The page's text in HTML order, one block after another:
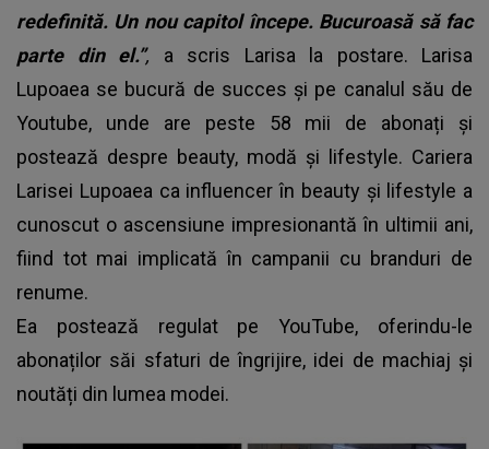
redefinită. Un nou capitol începe. Bucuroasă să fac
parte din el.”, a scris Larisa la postare. Larisa
Lupoaea se bucură de succes și pe canalul său de
Youtube, unde are peste 58 mii de abonați și
postează despre beauty, modă și lifestyle. Cariera
Larisei Lupoaea ca influencer în beauty și lifestyle a
cunoscut o ascensiune impresionantă în ultimii ani,
fiind tot mai implicată în campanii cu branduri de
renume.
Ea postează regulat pe YouTube, oferindu-le
abonaților săi sfaturi de îngrijire, idei de machiaj și
noutăți din lumea modei.